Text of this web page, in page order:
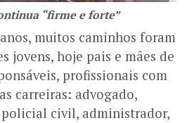
“firme e forte”
muitos caminhos foram
jovens, hoje pais e mães de
profissionais com
carreiras: advogado,
civil, administrador,